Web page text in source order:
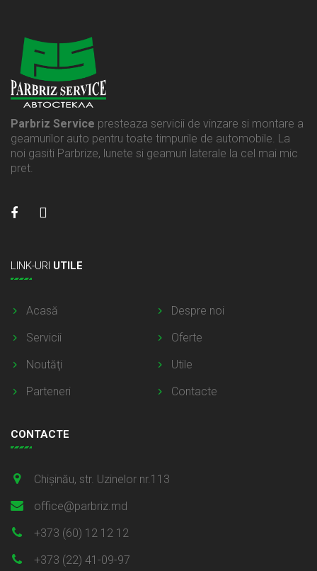
Parbriz Service presteaza servicii de vinzare si montare a
geamurilor auto pentru toate timpurile de automobile. La
noi gasiti Parbrize, lunete si geamuri laterale la cel mai mic
pret.
LINK-URI UTILE
Acasă
Despre noi
Servicii
Oferte
Noutăţi
Utile
Parteneri
Contacte
CONTACTE
Chișinău, str. Uzinelor nr.113
office@parbriz.md
+373 (60) 12 12 12
+373 (22) 41-09-97